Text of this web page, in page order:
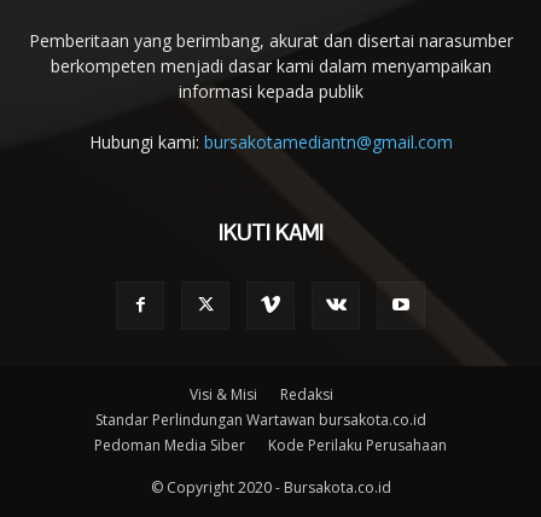
Pemberitaan yang berimbang, akurat dan disertai narasumber
berkompeten menjadi dasar kami dalam menyampaikan
informasi kepada publik
Hubungi kami: bursakotamediantn@gmail.com
IKUTI KAMI
Visi & Misi
Redaksi
Standar Perlindungan Wartawan bursakota.co.id
Pedoman Media Siber
Kode Perilaku Perusahaan
© Copyright 2020 - Bursakota.co.id